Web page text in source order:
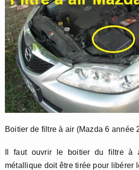
Boitier de filtre à air (Mazda 6 année
Il faut ouvrir le boitier du filtre à
métallique doit être tirée pour libérer